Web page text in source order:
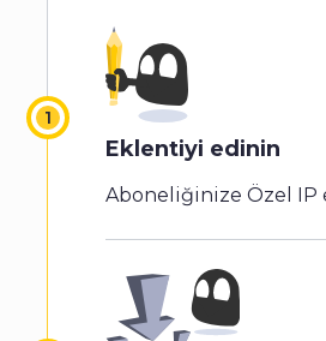
Eklentiyi edinin
Aboneliğinize Özel IP